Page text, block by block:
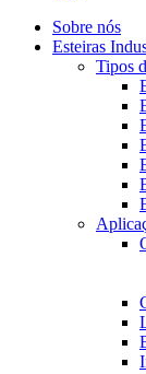
Sobre nós
Esteiras
Tipos